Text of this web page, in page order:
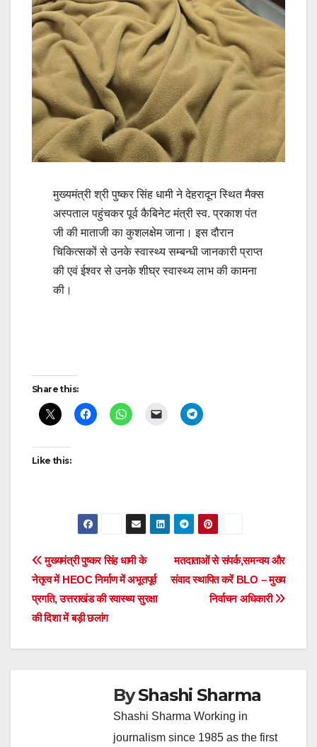
मुख्यमंत्री श्री पुष्कर सिंह धामी ने देहरादून स्थित मैक्स
अस्पताल पहुंचकर पूर्व कैबिनेट मंत्री स्व. प्रकाश पंत
जी की माताजी का कुशलक्षेम जाना। इस दौरान
चिकित्सकों से उनके स्वास्थ्य सम्बन्धी जानकारी प्राप्त
की एवं ईश्वर से उनके शीघ्र स्वास्थ्य लाभ की कामना
की।
Post
navigation
Share this:
Like this:
Post
navigation
मतदाताओं से संपर्क,समन्वय और
संवाद स्थापित करें BLO – मुख्य
निर्वाचन अधिकारी
मुख्यमंत्री पुष्कर सिंह धामी के
नेतृत्व में HEOC निर्माण में अभूतपूर्व
प्रगति, उत्तराखंड की स्वास्थ्य सुरक्षा
की दिशा में बड़ी छलांग
ByShashi Sharma
Shashi Sharma Working in
journalism since 1985 as the first